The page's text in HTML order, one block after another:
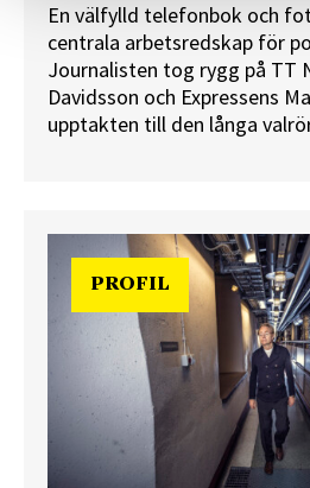
En välfylld telefonbok och
centrala arbetsredskap för
Journalisten tog rygg på TT
Davidsson och Expressens
upptakten till den långa
PROFIL